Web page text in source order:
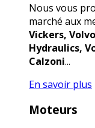
Nous vous
marché aux
Vickers,
Hydraulics,
Calzoni...
En savoir plus
Moteurs